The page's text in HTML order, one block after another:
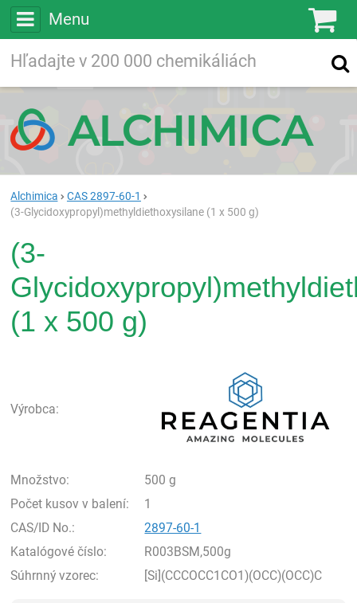
Menu
Vyhľadávanie
Alchimica
CAS 2897-60-1
(3-Glycidoxypropyl)methyldiethoxysilane (1 x 500 g)
(3-
(1 x 500 g)
Výrobca:
Množstvo:
500 g
Počet kusov v balení:
1
CAS/ID No.:
2897-60-1
Katalógové číslo:
R003BSM,500g
Súhrnný vzorec:
[Si](CCCOCC1CO1)(OCC)(OCC)C